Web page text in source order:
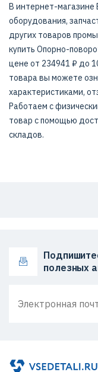
В интернет-магазине
оборудования,
других товаров
купить Опорно-
цене от 234941 ₽ до
товара вы можете
характеристиками,
Работаем с
товар с помощью
складов.
полезных